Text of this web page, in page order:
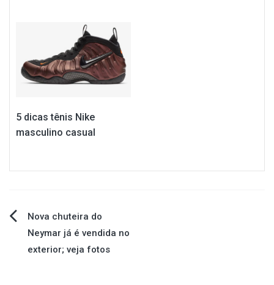
5 dicas tênis Nike
masculino casual
Navegação
de
Nova chuteira do
Neymar já é vendida no
exterior; veja fotos